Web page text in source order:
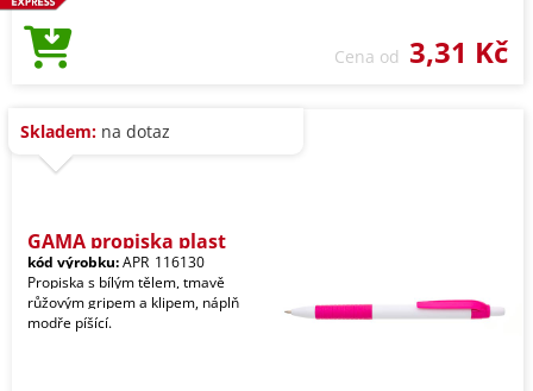
Cena od 3,31 Kč
Skladem: na dotaz
GAMA propiska plast
kód výrobku:APR_116130
Propiska s bílým tělem, tmavě
růžovým gripem a klipem, náplň
modře píšící.